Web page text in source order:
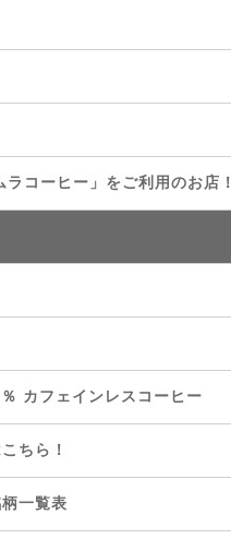
ラコーヒー」をご利用のお店！
％ カフェインレスコーヒー
ちら！
一覧表